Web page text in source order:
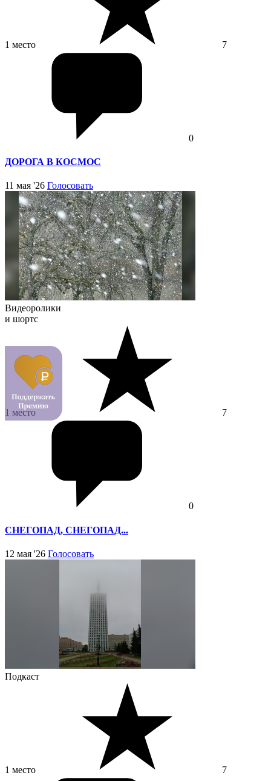
1 место 7
0
ДОРОГА В КОСМОС
11 мая '26 Голосовать
Видеоролики
и шортс
1 место 7
0
СНЕГОПАД, СНЕГОПАД...
12 мая '26 Голосовать
Подкаст
1 место 7